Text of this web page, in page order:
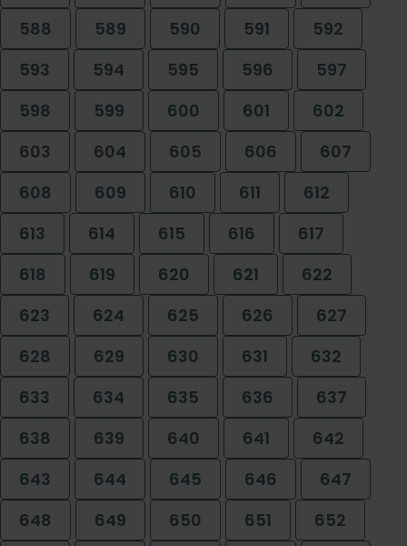
588
589 590 591
592
593
594 595 596
597
598
599 600 601
602
603
604 605 606
607
608
609 610 611
612
613
614 615 616
617
618
619 620 621
622
623
624 625 626
627
628
629 630 631
632
633
634 635 636
637
638
639 640 641
642
643
644 645 646
647
648
649 650 651
652